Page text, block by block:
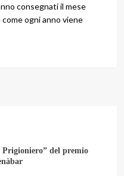
consegnati il mese
ogni anno viene
del premio